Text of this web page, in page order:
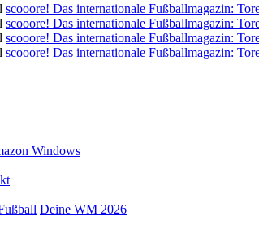
scooore! Das internationale Fußballmagazin:
scooore! Das internationale Fußballmagazin:
scooore! Das internationale Fußballmagazin:
scooore! Das internationale Fußballmagazin:
Windows
Deine WM 2026